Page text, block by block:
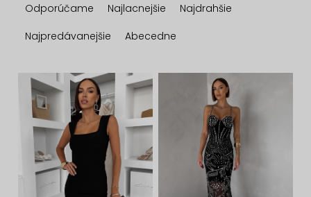
a
d
Odporúčame Najlacnejšie
Najdrahšie
Najpredávanejšie
Abecedne